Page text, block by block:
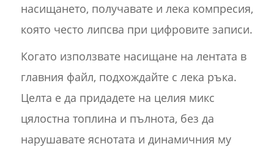
насищането, получавате и лека компресия,
която често липсва при цифровите записи.
Когато използвате насищане на лентата в
главния файл, подхождайте с лека ръка.
Целта е да придадете на целия микс
цялостна топлина и пълнота, без да
нарушавате яснотата и динамичния му